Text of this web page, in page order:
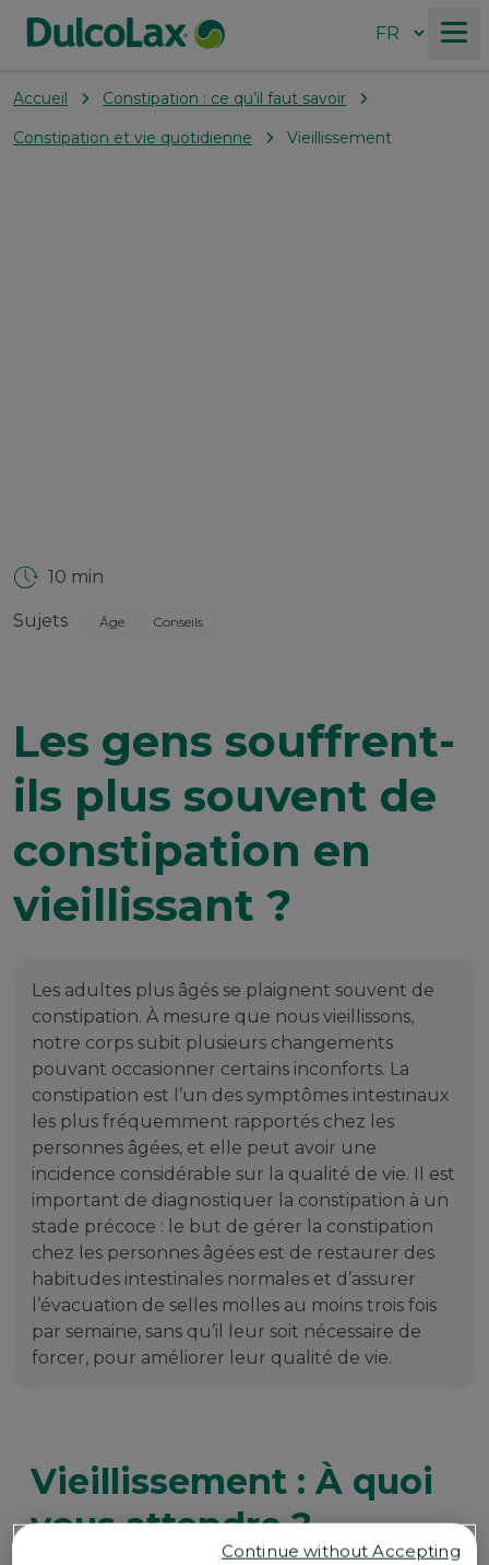
Produits
Accueil
Constipation : ce qu’il faut savoir
Constipation et vie quotidienne
Vieillissement
10 min
Sujets Âge Conseils
Les gens souffrent-
ils plus souvent de
constipation en
vieillissant ?
Les adultes plus âgés se plaignent souvent de
constipation. À mesure que nous vieillissons,
notre corps subit plusieurs changements
pouvant occasionner certains inconforts. La
constipation est l’un des symptômes intestinaux
les plus fréquemment rapportés chez les
personnes âgées, et elle peut avoir une
incidence considérable sur la qualité de vie. Il est
important de diagnostiquer la constipation à un
stade précoce : le but de gérer la constipation
chez les personnes âgées est de restaurer des
habitudes intestinales normales et d’assurer
l’évacuation de selles molles au moins trois fois
par semaine, sans qu’il leur soit nécessaire de
forcer, pour améliorer leur qualité de vie.
Vieillissement : À quoi
vous attendre ?
Continue without Accepting